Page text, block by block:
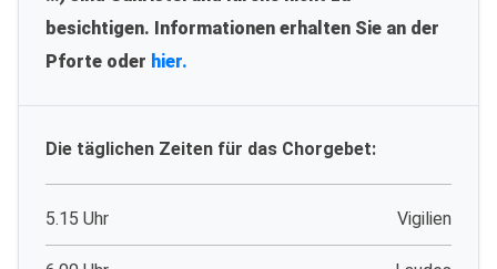
besichtigen. Informationen erhalten Sie an der
Pforte oder hier.
Die täglichen Zeiten für das Chorgebet:
5.15 Uhr Vigilien